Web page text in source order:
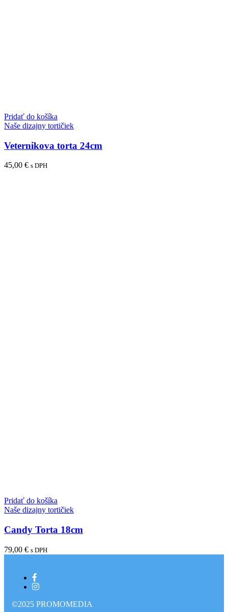
Pridať do košíka
Naše dizajny tortičiek
Veternikova torta 24cm
45,00 € s DPH
Pridať do košíka
Naše dizajny tortičiek
Candy Torta 18cm
79,00 € s DPH
©2025 PROMOMEDIA